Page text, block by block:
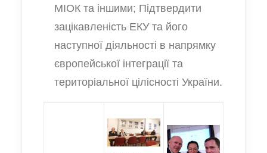
МІОК та іншими; Підтвердити
зацікавленість ЕКУ та його
наступної діяльності в напрямку
європейської інтеграції та
територіальної цілісності України.